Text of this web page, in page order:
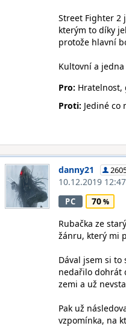
Street Fighter 2
kterým to díky
protože hlavní
Kultovní a
Pro: Hratelnost,
Proti: Jediné co
danny21
10.12.2019 12:47
PC
70
Rubačka ze
žánru, který mi
Dával jsem si
nedařilo dohrát
zemi a už
Pak už
vzpomínka, na